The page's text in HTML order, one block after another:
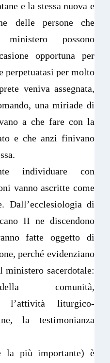
e la stessa nuova e
delle persone che
possono
opportuna per
perpetuatasi per molto
veniva assegnata,
una miriade di
a che fare con la
e che anzi finivano
individuare con
vanno ascritte come
Dall’ecclesiologia di
II ne discendono
fatte oggetto di
perché evidenziano
sacerdotale:
comunità,
l’attività liturgico-
la testimonianza
la più importante) è